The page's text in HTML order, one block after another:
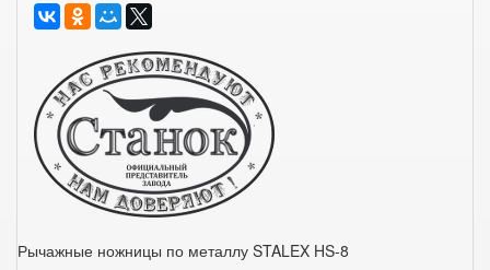
Рычажные ножницы по металлу STALEX HS-8